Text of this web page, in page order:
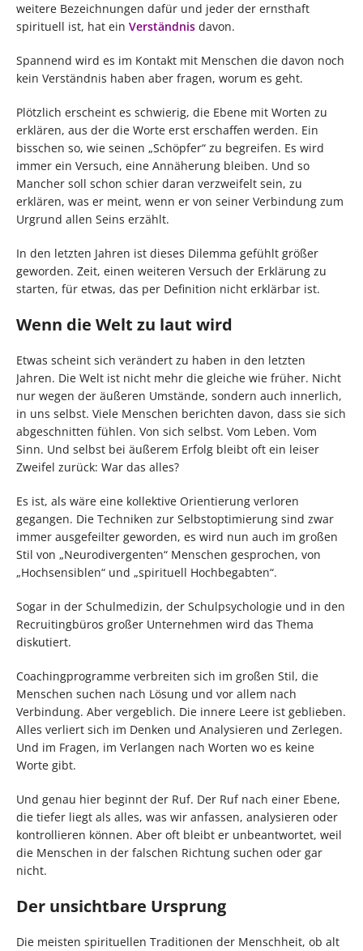
weitere Bezeichnungen dafür und jeder der ernsthaft
spirituell ist, hat ein Verständnis davon.
Spannend wird es im Kontakt mit Menschen die davon noch
kein Verständnis haben aber fragen, worum es geht.
Plötzlich erscheint es schwierig, die Ebene mit Worten zu
erklären, aus der die Worte erst erschaffen werden. Ein
bisschen so, wie seinen „Schöpfer“ zu begreifen. Es wird
immer ein Versuch, eine Annäherung bleiben. Und so
Mancher soll schon schier daran verzweifelt sein, zu
erklären, was er meint, wenn er von seiner Verbindung zum
Urgrund allen Seins erzählt.
In den letzten Jahren ist dieses Dilemma gefühlt größer
geworden. Zeit, einen weiteren Versuch der Erklärung zu
starten, für etwas, das per Definition nicht erklärbar ist.
Wenn die Welt zu laut wird
Etwas scheint sich verändert zu haben in den letzten
Jahren. Die Welt ist nicht mehr die gleiche wie früher. Nicht
nur wegen der äußeren Umstände, sondern auch innerlich,
in uns selbst. Viele Menschen berichten davon, dass sie sich
abgeschnitten fühlen. Von sich selbst. Vom Leben. Vom
Sinn. Und selbst bei äußerem Erfolg bleibt oft ein leiser
Zweifel zurück: War das alles?
Es ist, als wäre eine kollektive Orientierung verloren
gegangen. Die Techniken zur Selbstoptimierung sind zwar
immer ausgefeilter geworden, es wird nun auch im großen
Stil von „Neurodivergenten“ Menschen gesprochen, von
„Hochsensiblen“ und „spirituell Hochbegabten“.
Sogar in der Schulmedizin, der Schulpsychologie und in den
Recruitingbüros großer Unternehmen wird das Thema
diskutiert.
Coachingprogramme verbreiten sich im großen Stil, die
Menschen suchen nach Lösung und vor allem nach
Verbindung. Aber vergeblich. Die innere Leere ist geblieben.
Alles verliert sich im Denken und Analysieren und Zerlegen.
Und im Fragen, im Verlangen nach Worten wo es keine
Worte gibt.
Und genau hier beginnt der Ruf. Der Ruf nach einer Ebene,
die tiefer liegt als alles, was wir anfassen, analysieren oder
kontrollieren können. Aber oft bleibt er unbeantwortet, weil
die Menschen in der falschen Richtung suchen oder gar
nicht.
Der unsichtbare Ursprung
Die meisten spirituellen Traditionen der Menschheit, ob alt